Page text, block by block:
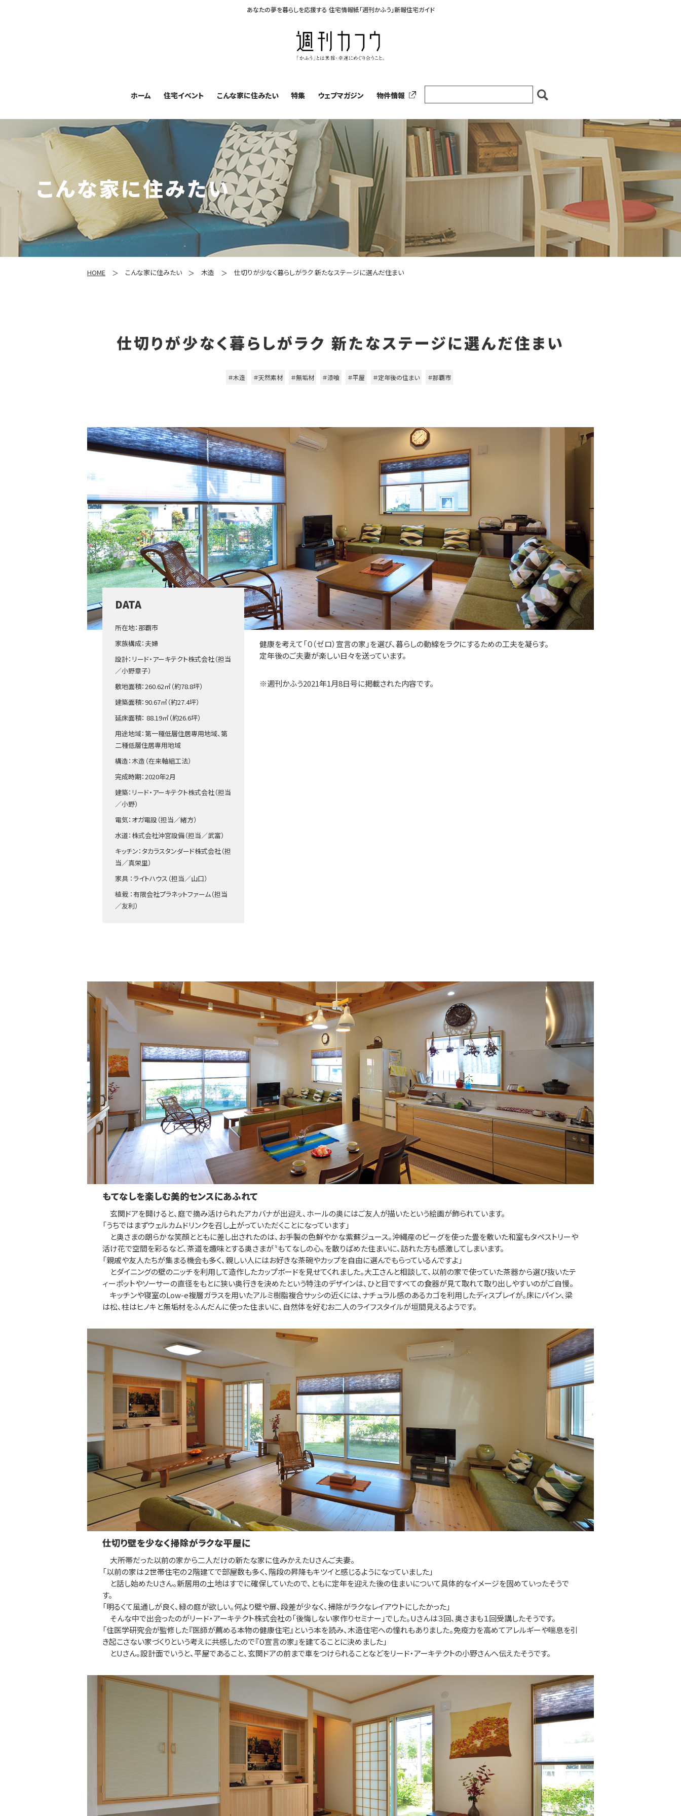
あなたの夢を暮らしを応援する 住宅情報紙「週刊かふう」新報住宅ガイド
ホーム 住宅イベント こんな家に住みたい 特集 ウェブマガジン 物件情報
こんな家に住みたい
HOME こんな家に住みたい 木造 仕切りが少なく暮らしがラク 新たなステージに選んだ住まい
仕切りが少なく暮らしがラク 新たなステージに選んだ住まい
＃木造 ＃天然素材 ＃無垢材 ＃漆喰 ＃平屋 ＃定年後の住まい ＃那覇市
DATA
所在地：那覇市
家族構成：夫婦
設計：リード・アーキテクト株式会社（担当
／小野章子）
敷地面積：260.62㎡（約78.8坪）
建築面積：90.67㎡（約27.4坪）
延床面積： 88.19㎡（約26.6坪）
用途地域：第一種低層住居専用地域、第
二種低層住居専用地域
構造：木造（在来軸組工法）
完成時期：2020年2月
建築：リード・アーキテクト株式会社（担当
／小野）
電気：オガ電設（担当／緒方）
水道：株式会社沖宮設備（担当／武富）
キッチン：タカラスタンダード株式会社（担
当／真栄里）
家具 ：ライトハウス（担当／山口）
植栽 ：有限会社プラネットファーム（担当
／友利）
健康を考えて「０（ゼロ）宣言の家」を選び、暮らしの動線をラクにするための工夫を凝らす。
定年後のご夫妻が楽しい日々を送っています。
※週刊かふう2021年1月8日号に掲載された内容です。
もてなしを楽しむ美的センスにあふれて
玄関ドアを開けると、庭で摘み活けられたアカバナが出迎え、ホールの奥にはご友人が描いたという絵画が飾られています。
「うちではまずウェルカムドリンクを召し上がっていただくことになっています」
と奥さまの朗らかな笑顔とともに差し出されたのは、お手製の色鮮やかな紫蘇ジュース。沖縄産のビーグを使った畳を敷いた和室もタペストリーや
活け花で空間を彩るなど、茶道を趣味とする奥さまが〝もてなしの心〟を散りばめた住まいに、訪れた方も感激してしまいます。
「親戚や友人たちが集まる機会も多く、親しい人にはお好きな茶碗やカップを自由に選んでもらっているんですよ」
とダイニングの壁のニッチを利用して造作したカップボードを見せてくれました。大工さんと相談して、以前の家で使っていた茶器から選び抜いたテ
ィーポットやソーサーの直径をもとに狭い奥行きを決めたという特注のデザインは、ひと目ですべての食器が見て取れて取り出しやすいのがご自慢。
キッチンや寝室のLow-e複層ガラスを用いたアルミ樹脂複合サッシの近くには、ナチュラル感のあるカゴを利用したディスプレイが。床にパイン、梁
は松、柱はヒノキと無垢材をふんだんに使った住まいに、自然体を好むお二人のライフスタイルが垣間見えるようです。
仕切り壁を少なく掃除がラクな平屋に
大所帯だった以前の家から二人だけの新たな家に住みかえたUさんご夫妻。
「以前の家は２世帯住宅の２階建てで部屋数も多く、階段の昇降もキツイと感じるようになっていました」
と話し始めたUさん。新居用の土地はすでに確保していたので、ともに定年を迎えた後の住まいについて具体的なイメージを固めていったそうで
す。
「明るくて風通しが良く、緑の庭が欲しい。何より壁や扉、段差が少なく、掃除がラクなレイアウトにしたかった」
そんな中で出会ったのがリード・アーキテクト株式会社の「後悔しない家作りセミナー」でした。Uさんは３回、奥さまも１回受講したそうです。
「住医学研究会が監修した『医師が薦める本物の健康住宅』という本を読み、木造住宅への憧れもありました。免疫力を高めてアレルギーや喘息を引
き起こさない家づくりという考えに共感したので『０宣言の家』を建てることに決めました」
とUさん。設計面でいうと、平屋であること、玄関ドアの前まで車をつけられることなどをリード・アーキテクトの小野さんへ伝えたそうです。